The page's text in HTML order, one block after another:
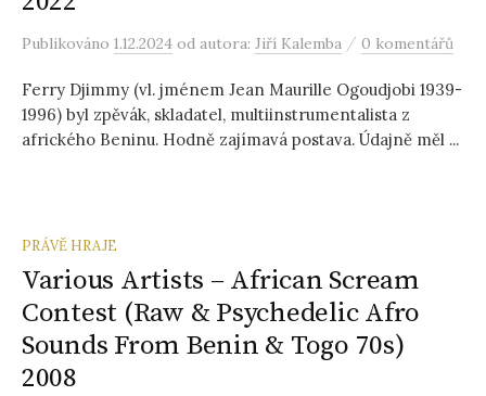
Publikováno 1.12.2024 od autora: Jiří Kalemba / 0 komentářů
Ferry Djimmy (vl. jménem Jean Maurille Ogoudjobi 1939-
1996) byl zpěvák, skladatel, multiinstrumentalista z
afrického Beninu. Hodně zajímavá postava. Údajně měl ...
PRÁVĚ HRAJE
Various Artists – African Scream
Contest (Raw & Psychedelic Afro
Sounds From Benin & Togo 70s)
2008